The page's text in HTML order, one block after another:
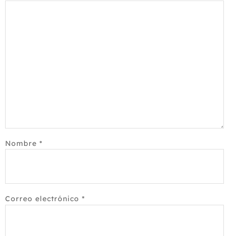
Nombre *
Correo electrónico *